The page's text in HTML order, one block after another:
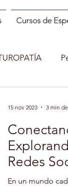
Cursos de
Redes
en Línea.
En un mundo
15 nov 2023 3 min